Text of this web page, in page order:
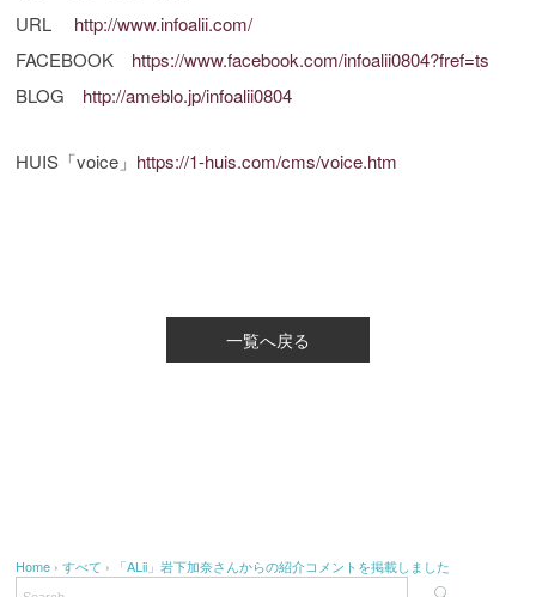
URL http://www.infoalii.com/
FACEBOOK https://www.facebook.com/infoalii0804?fref=ts
BLOG http://ameblo.jp/infoalii0804
HUIS「voice」 https://1-huis.com/cms/voice.htm
一覧へ戻る
Home ›すべて › 「ALii」岩下加奈さんからの紹介コメントを掲載しました